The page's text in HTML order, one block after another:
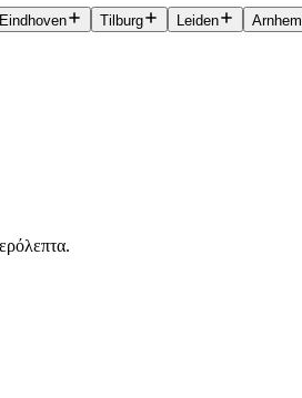
Eindhoven Tilburg Leiden Arnhem